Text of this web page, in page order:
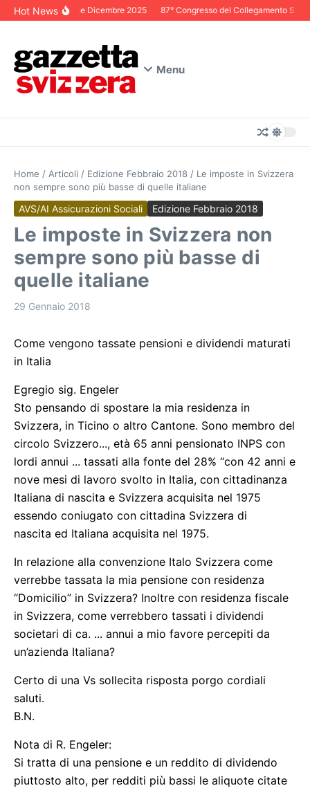
Salta al contenuto
Hot NewsEditoriale Dicembre 2025 87° Congresso del Collegamento
Menu
Home / Articoli / Edizione Febbraio 2018 / Le imposte in Svizzera
non sempre sono più basse di quelle italiane
AVS/AI Assicurazioni Sociali Edizione Febbraio 2018
Le imposte in Svizzera non
sempre sono più basse di
quelle italiane
29 Gennaio 2018
Come vengono tassate pensioni e dividendi maturati
in Italia
Egregio sig. Engeler
Sto pensando di spostare la mia residenza in
Svizzera, in Ticino o altro Cantone. Sono membro del
circolo Svizzero..., età 65 anni pensionato INPS con
lordi annui ... tassati alla fonte del 28% “con 42 anni e
nove mesi di lavoro svolto in Italia, con cittadinanza
Italiana di nascita e Svizzera acquisita nel 1975
essendo coniugato con cittadina Svizzera di
nascita ed Italiana acquisita nel 1975.
In relazione alla convenzione Italo Svizzera come
verrebbe tassata la mia pensione con residenza
“Domicilio” in Svizzera? Inoltre con residenza fiscale
in Svizzera, come verrebbero tassati i dividendi
societari di ca. ... annui a mio favore percepiti da
un’azienda Italiana?
Certo di una Vs sollecita risposta porgo cordiali
saluti.
B.N.
Nota di R. Engeler:
Si tratta di una pensione e un reddito di dividendo
piuttosto alto, per redditi più bassi le aliquote citate